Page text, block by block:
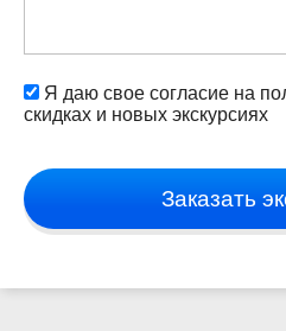
Я даю свое согласие на
скидках и новых экскурсиях
Заказать